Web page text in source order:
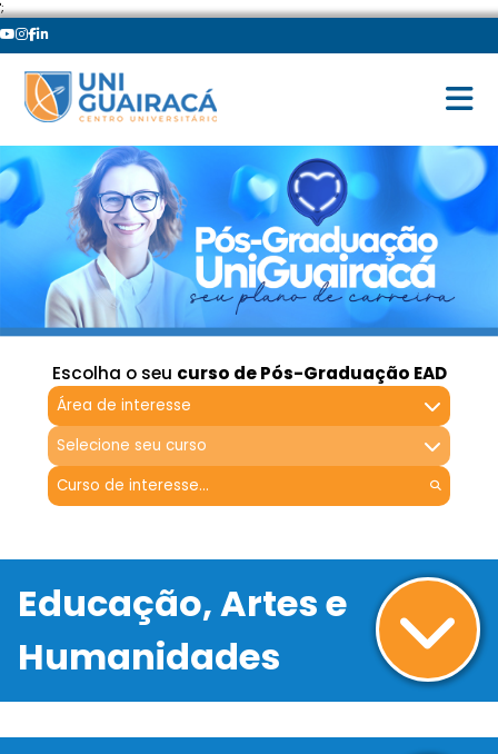
';
Escolha o seu curso de Pós-Graduação EAD
Área de interesse
Selecione seu curso
Educação, Artes e
Humanidades